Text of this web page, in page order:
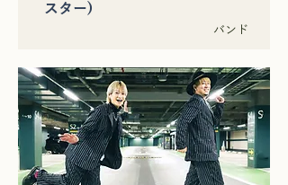
スター)
バンド